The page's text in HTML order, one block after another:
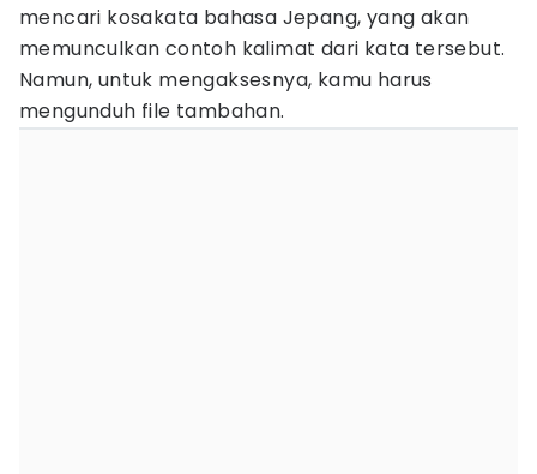
mencari kosakata bahasa Jepang, yang akan
memunculkan contoh kalimat dari kata tersebut.
Namun, untuk mengaksesnya, kamu harus
mengunduh file tambahan.